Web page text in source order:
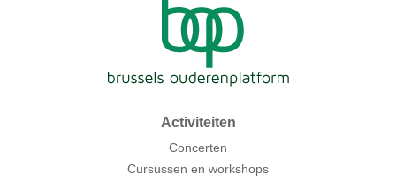
Activiteiten
Concerten
Cursussen en workshops